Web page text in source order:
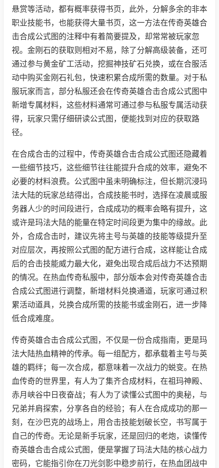
悬赏等活动，都有概率获得书页，此外，分解多余的非本
职业技能书，也能获得大量书页，这一方法在传奇英雄合
击合成公式图的注释中有着简要提及，却常常被玩家忽
视。金刚石的获取则相对不易，除了分解高级装备，还可
通过参与黄金矿工活动，挖掘神技矿石兑换，或在合服活
动中购买金刚石礼包，快速积累合成所需的数量。对于私
服玩家而言，部分私服还会在传奇英雄合击合成公式图中
新增专属材料，这些材料通常可通过参与私服专属活动获
得，玩家只需仔细研读公式图，便能找到对应的获取路
径。
在合成合击的过程中，传奇英雄合击合成公式图还隐藏着
一些细节技巧，这些细节往往能提升合成的效率，避免不
必要的材料浪费。公式图中虽未明确标注，但长期沉浸玛
法大陆的玩家总结得出，合成技能书时，选择在凌晨或服
务器人少的时间段进行，合成成功的概率会略有提升，这
或许是玛法大陆的能量在特定时间段更为集中的缘故。此
外，合成合击时，建议先将主号与英雄的技能等级提升至
对应层次，再按照公式图的配方进行合成，这样能让合成
后的合击技能威力最大化，避免出现合成后战力不达预期
的情况。在热血传奇私服中，部分版本会对传奇英雄合击
合成公式图进行调整，新增材料兑换通道，玩家可通过积
累活动道具，兑换合成所需的技能书或金刚石，进一步降
低合成难度。
传奇英雄合击合成公式图，不仅是一份合成指南，更是玛
法大陆热血精神的传承。每一组配方，都承载着主号与英
雄的羁绊；每一次合成，都意味着一次战力的蜕变。在热
血传奇的世界里，有人为了集齐合成材料，在祖玛神殿、
赤月峡谷中日夜奋战；有人为了读懂公式图中的奥秘，与
兄弟并肩探索，分享各自的经验；有人在合成成功的那一
刻，在沙巴克的战场上，用合击技能划破长空，书写属于
自己的传奇。无论是新手玩家，还是回归的老炮，读懂传
奇英雄合击合成公式图，便是掌握了玛法大陆的核心战力
密码，它能指引你在刀光剑影中稳步前行，在热血团战中